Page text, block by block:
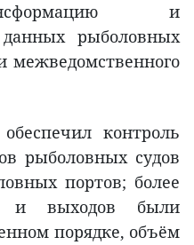
и
данных рыболовных
межведомственного
контроль
рыболовных судов
портов; более
и выходов были
порядке, объём